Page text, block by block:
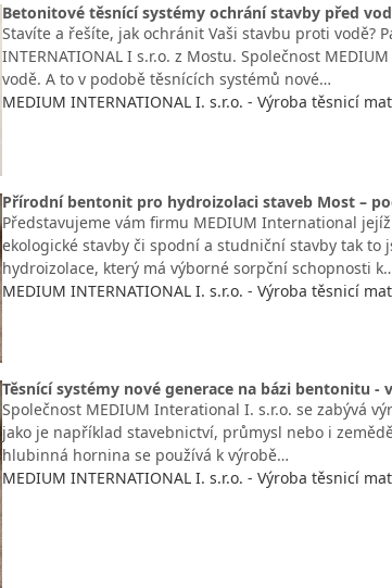
Betonitové těsnící systémy ochrání stavby před
Stavíte a řešíte, jak ochránit Vaši stavbu proti vodě?
INTERNATIONAL I s.r.o. z Mostu. Společnost
vodě. A to v podobě těsnících systémů nové…
MEDIUM INTERNATIONAL I. s.r.o. - Výroba těsnicí
Přírodní bentonit pro hydroizolaci staveb Most –
Představujeme vám firmu MEDIUM International
ekologické stavby či spodní a studniční stavby tak
hydroizolace, který má výborné sorpční schopnosti
MEDIUM INTERNATIONAL I. s.r.o. - Výroba těsnicí
Těsnící systémy nové generace na bázi bentonitu -
Společnost MEDIUM Interational I. s.r.o. se zabývá
jako je například stavebnictví, průmysl nebo i
hlubinná hornina se používá k výrobě…
MEDIUM INTERNATIONAL I. s.r.o. - Výroba těsnicí